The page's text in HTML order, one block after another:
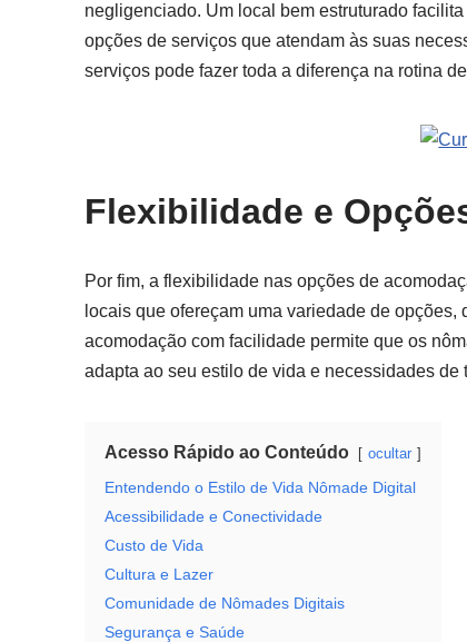
negligenciado. Um local bem estruturado
opções de serviços que atendam às suas
serviços pode fazer toda a diferença na rotina
Flexibilidade e
Por fim, a flexibilidade nas opções de
locais que ofereçam uma variedade de
acomodação com facilidade permite que os
adapta ao seu estilo de vida e necessidades de
Acesso Rápido ao Conteúdo ocultar
Entendendo o Estilo de Vida Nômade Digital
Acessibilidade e Conectividade
Custo de Vida
Cultura e Lazer
Comunidade de Nômades Digitais
Segurança e Saúde